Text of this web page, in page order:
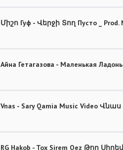
Միշո Гуф - Վերջի Տող Пусто _ Prod.
Айна Гетагазова - Маленькая Ладонь
Vnas - Sary Qamia Music Video
RG Hakob - Tox Sirem Qez Թող